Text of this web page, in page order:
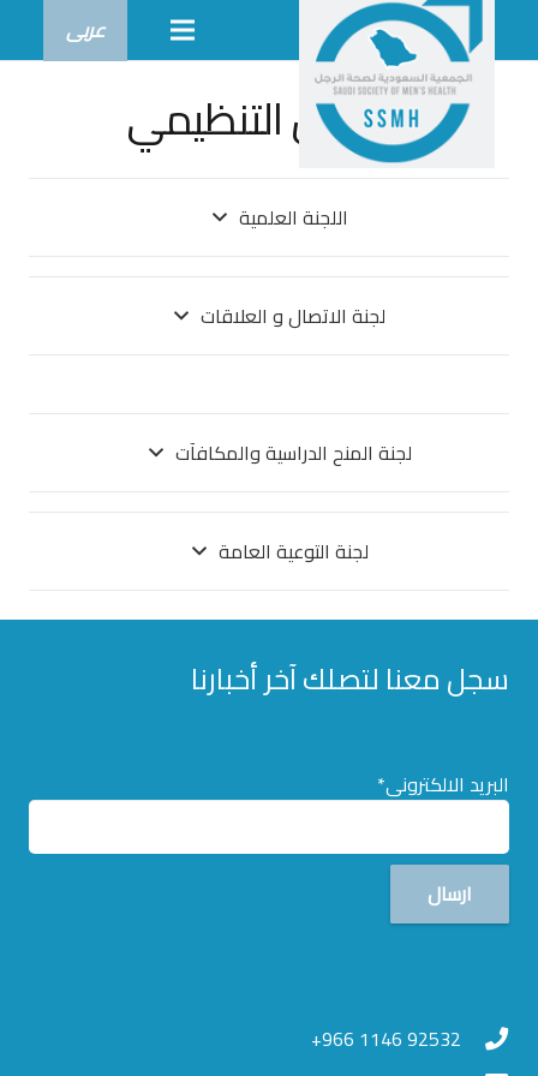
عربى
الهيكل التنظيمي
اللجنة العلمية
لجنة الاتصال و العلاقات
لجنة المنح الدراسية والمكافآت
لجنة التوعية العامة
سجل معنا لتصلك آخر أخبارنا
البريد الالكترونى*
92532 1146 966+